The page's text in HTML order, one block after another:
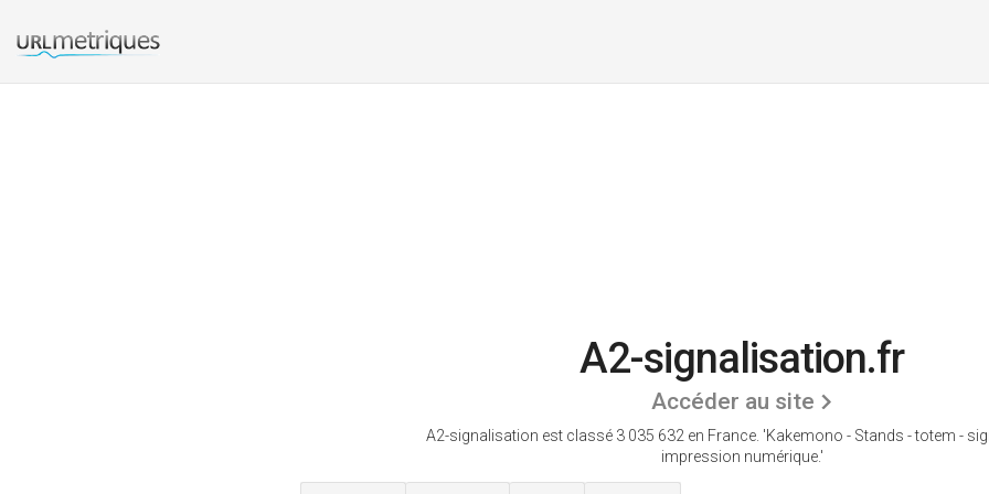
A2-signalisation.fr
Accéder au site
A2-signalisation est classé 3 035 632 en France. 'Kakemono - Stands - totem -
impression numérique.'